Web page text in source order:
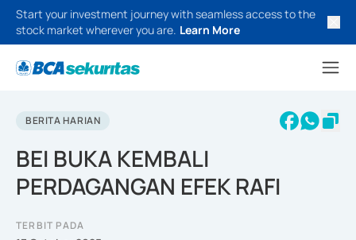
Start your investment journey with seamless access to the
stock market wherever you are. Learn More
BERITA HARIAN
BEI BUKA KEMBALI
PERDAGANGAN EFEK RAFI
TERBIT PADA